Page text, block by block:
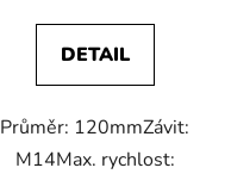
DETAIL
Průměr: 120mmZávit:
M14Max. rychlost: